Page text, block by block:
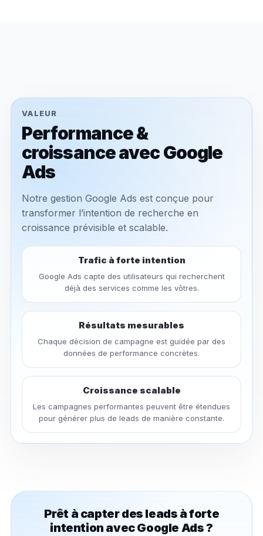
VALEUR
Performance &
croissance avec Google
Ads
Notre gestion Google Ads est conçue pour
transformer l’intention de recherche en
croissance prévisible et scalable.
Trafic à forte intention
Google Ads capte des utilisateurs qui recherchent
déjà des services comme les vôtres.
Résultats mesurables
Chaque décision de campagne est guidée par des
données de performance concrètes.
Croissance scalable
Les campagnes performantes peuvent être étendues
pour générer plus de leads de manière constante.
Prêt à capter des leads à forte
intention avec Google Ads ?